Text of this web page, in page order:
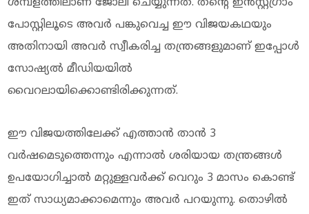
പോസ്റ്റിലൂടെ അവർ പങ്കുവെച്ച ഈ വിജയകഥയും
അതിനായി അവർ സ്വീകരിച്ച തന്ത്രങ്ങളുമാണ് ഇപ്പോൾ
സോഷ്യൽ മീഡിയയിൽ
വൈറലായിക്കൊണ്ടിരിക്കുന്നത്.
ഈ വിജയത്തിലേക്ക് എത്താൻ താന്‍ 3
വർഷമെടുത്തെന്നും എന്നാൽ ശരിയായ തന്ത്രങ്ങൾ
ഉപയോഗിച്ചാൽ മറ്റുള്ളവർക്ക് വെറും 3 മാസം കൊണ്ട്
ഇത് സാധ്യമാക്കാമെന്നും അവർ പറയുന്നു. തൊഴിൽ